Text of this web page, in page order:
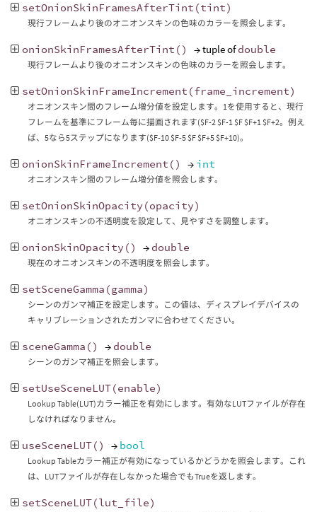
setOnionSkinFramesAfterTint (tint)
現行フレームより後のオニオンスキンの色味のカラーを照会します。
onionSkinFramesAfterTint () → tuple ofdouble
現行フレームより後のオニオンスキンの色味のカラーを照会します。
setOnionSkinFrameIncrement (frame_increment)
オニオンスキン間のフレーム増分値を設定します。1を使用すると、現行
フレームを基準にフレーム毎に描画されます($F-2 $F-1 $F $F+1 $F+2。例え
ば、5なら5ステップになります($F-10 $F-5 $F $F+5 $F+10)。
onionSkinFrameIncrement () → int
オニオンスキン間のフレーム増分値を照会します。
setOnionSkinOpacity (opacity)
オニオンスキンの不透明度を設定して、見やすさを調整します。
onionSkinOpacity () → double
現在のオニオンスキンの不透明度を照会します。
setSceneGamma (gamma)
シーンのガンマ補正を設定します。この値は、ディスプレイデバイスの
キャリブレーションされたガンマに合わせてください。
sceneGamma () → double
シーンのガンマ補正を照会します。
setUseSceneLUT(enable)
Lookup Table(LUT)カラー補正を有効にします。有効なLUTファイルが存在
しなければなりません。
useSceneLUT() → bool
Lookup Tableカラー補正が有効になっているかどうかを照会します。これ
は、LUTファイルが存在しなかった場合でもTrueを返します。
setSceneLUT(lut_file)